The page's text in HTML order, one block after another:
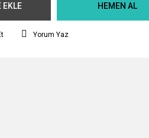
EKLE HEMEN AL
Yorum Yaz